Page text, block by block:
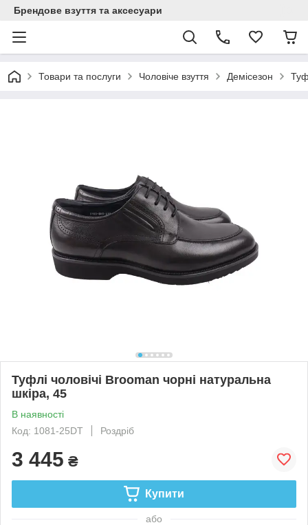
Брендове взуття та аксесуари
Товари та послуги Чоловіче взуття Демісезон
Туфлі чоловічі Brooman чорні натуральна
шкіра, 45
В наявності
Код: 1081-25DT
Роздріб
3 445 ₴
Купити
або